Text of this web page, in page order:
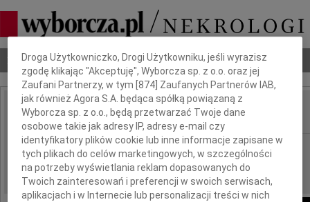
Nekrologi Odeszli Poradnik pogrzebowy
IMIĘ I NAZWISKO:
REGION: Kielce
DATA EMISJI: 19.12.2017
Dbamy o Twoją prywatność
Droga Użytkowniczko, Drogi Użytkowniku, jeśli wyrazisz
zgodę klikając "Akceptuję", Wyborcza sp. z o.o. oraz jej
Zaufani Partnerzy, w tym [874 ] Zaufanych Partnerów IAB,
jak również Agora S.A. będąca spółką powiązaną z
Wyborcza sp. z o.o., będą przetwarzać Twoje dane
osobowe takie jak adresy IP, adresy e-mail czy
identyfikatory plików cookie lub inne informacje zapisane w
tych plikach do celów marketingowych, w szczególności
na potrzeby wyświetlania reklam dopasowanych do
Twoich zainteresowań i preferencji w swoich serwisach,
aplikacjach i w Internecie lub personalizacji treści w nich